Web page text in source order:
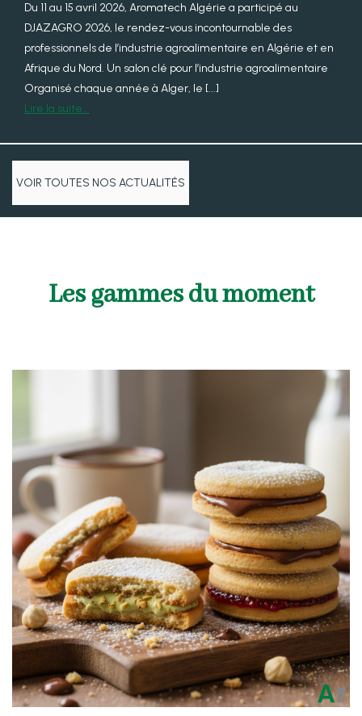
Du 11 au 15 avril 2026, Aromatech Algérie a participé au
DJAZAGRO 2026, le rendez-vous incontournable des
professionnels de l’industrie agroalimentaire en Algérie et en
Afrique du Nord. Un salon clé pour l’industrie agroalimentaire
Organisé chaque année à Alger, le [...]
Lire la suite...
VOIR TOUTES NOS ACTUALITÉS
Les gammes du moment